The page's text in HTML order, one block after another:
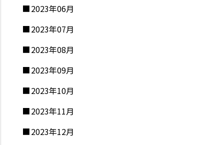
2023年06月
2023年07月
2023年08月
2023年09月
2023年10月
2023年11月
2023年12月